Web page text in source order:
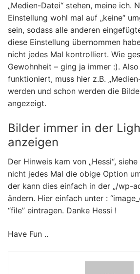
„Medien-Datei“ stehen, meine ich.
Einstellung wohl mal auf „keine“
sein, sodass alle anderen
diese Einstellung übernommen
nicht jedes Mal kontrolliert. Wie
Gewohnheit – ging ja immer :).
funktioniert, muss hier z.B.
werden und schon werden die
angezeigt.
Bilder immer in der
anzeigen
Der Hinweis kam von „Hessi“,
nicht jedes Mal die obige Option
der kann dies einfach in der „/wp-
ändern. Hier einfach unter :
“file” eintragen. Danke Hessi !
Have Fun ..